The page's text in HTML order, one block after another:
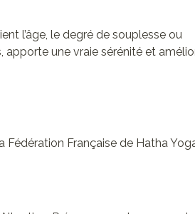
l’âge, le degré de souplesse ou
apporte une vraie sérénité et
Fédération Française de Hatha